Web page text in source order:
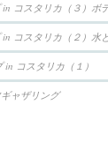
in コスタリカ（３）ボ
in コスタリカ（２）水
in コスタリカ（１）
ャザリング